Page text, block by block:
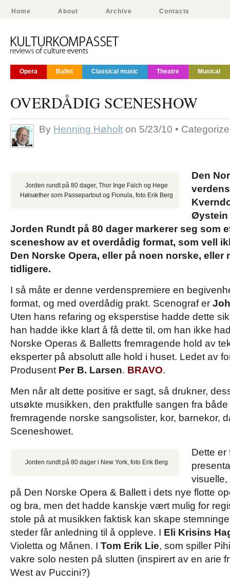
Home About Archive Contacts
Opera Ballet Classical music Theatre Musical
OVERDÅDIG SCENESHOW
By Henning Høholt on 5/23/10 •
Jorden rundt på 80 dager, Thor Inge Falch og Hege
Høisæther som Passepartout og Fionula, foto Erik Berg
Den
Øystein
Jorden Rundt på 80 dager markerer seg som
sceneshow av et overdådig format, som vell
Den Norske Opera, eller på noen norske, eller
tidligere.
I så måte er denne verdenspremiere en
format, og med overdådig prakt. Scenograf er
Uten hans refaring og eksperstise hadde dette
han hadde ikke klart å få dette til, om han ikke
Norske Operas & Balletts fremragende hold av
eksperter på absolutt alle hold i huset. Ledet av
Produsent Per B. Larsen. BRAVO.
Men når alt dette positive er sagt, så drukner,
utsøkte musikken, den praktfulle sangen fra
fremragende norske sangsolister, kor, barnekor,
Sceneshowet.
Jorden rundt på 80 dager i New York, foto Erik Berg
Dette er
visuelle,
på Den Norske Opera & Ballett i dets nye flotte
og bra, men det hadde kanskje vært mulig for
stole på at musikken faktisk kan skape
steder får anledning til å oppleve. I Eli Krisins
Violetta og Månen. I Tom Erik Lie, som spiller
vakre solo nesten på slutten (inspirert av en arie
West av Puccini?)